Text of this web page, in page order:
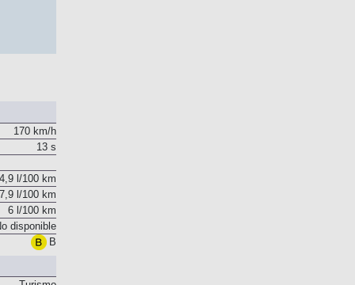
170 km/h
13 s
4,9 l/100 km
7,9 l/100 km
6 l/100 km
disponible
B